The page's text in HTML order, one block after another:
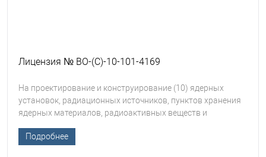
Лицензия № ВО-(С)-10-101-4169
На проектирование и конструирование (10) ядерных
установок, радиационных источников, пунктов хранения
ядерных материалов, радиоактивных веществ и
Подробнее